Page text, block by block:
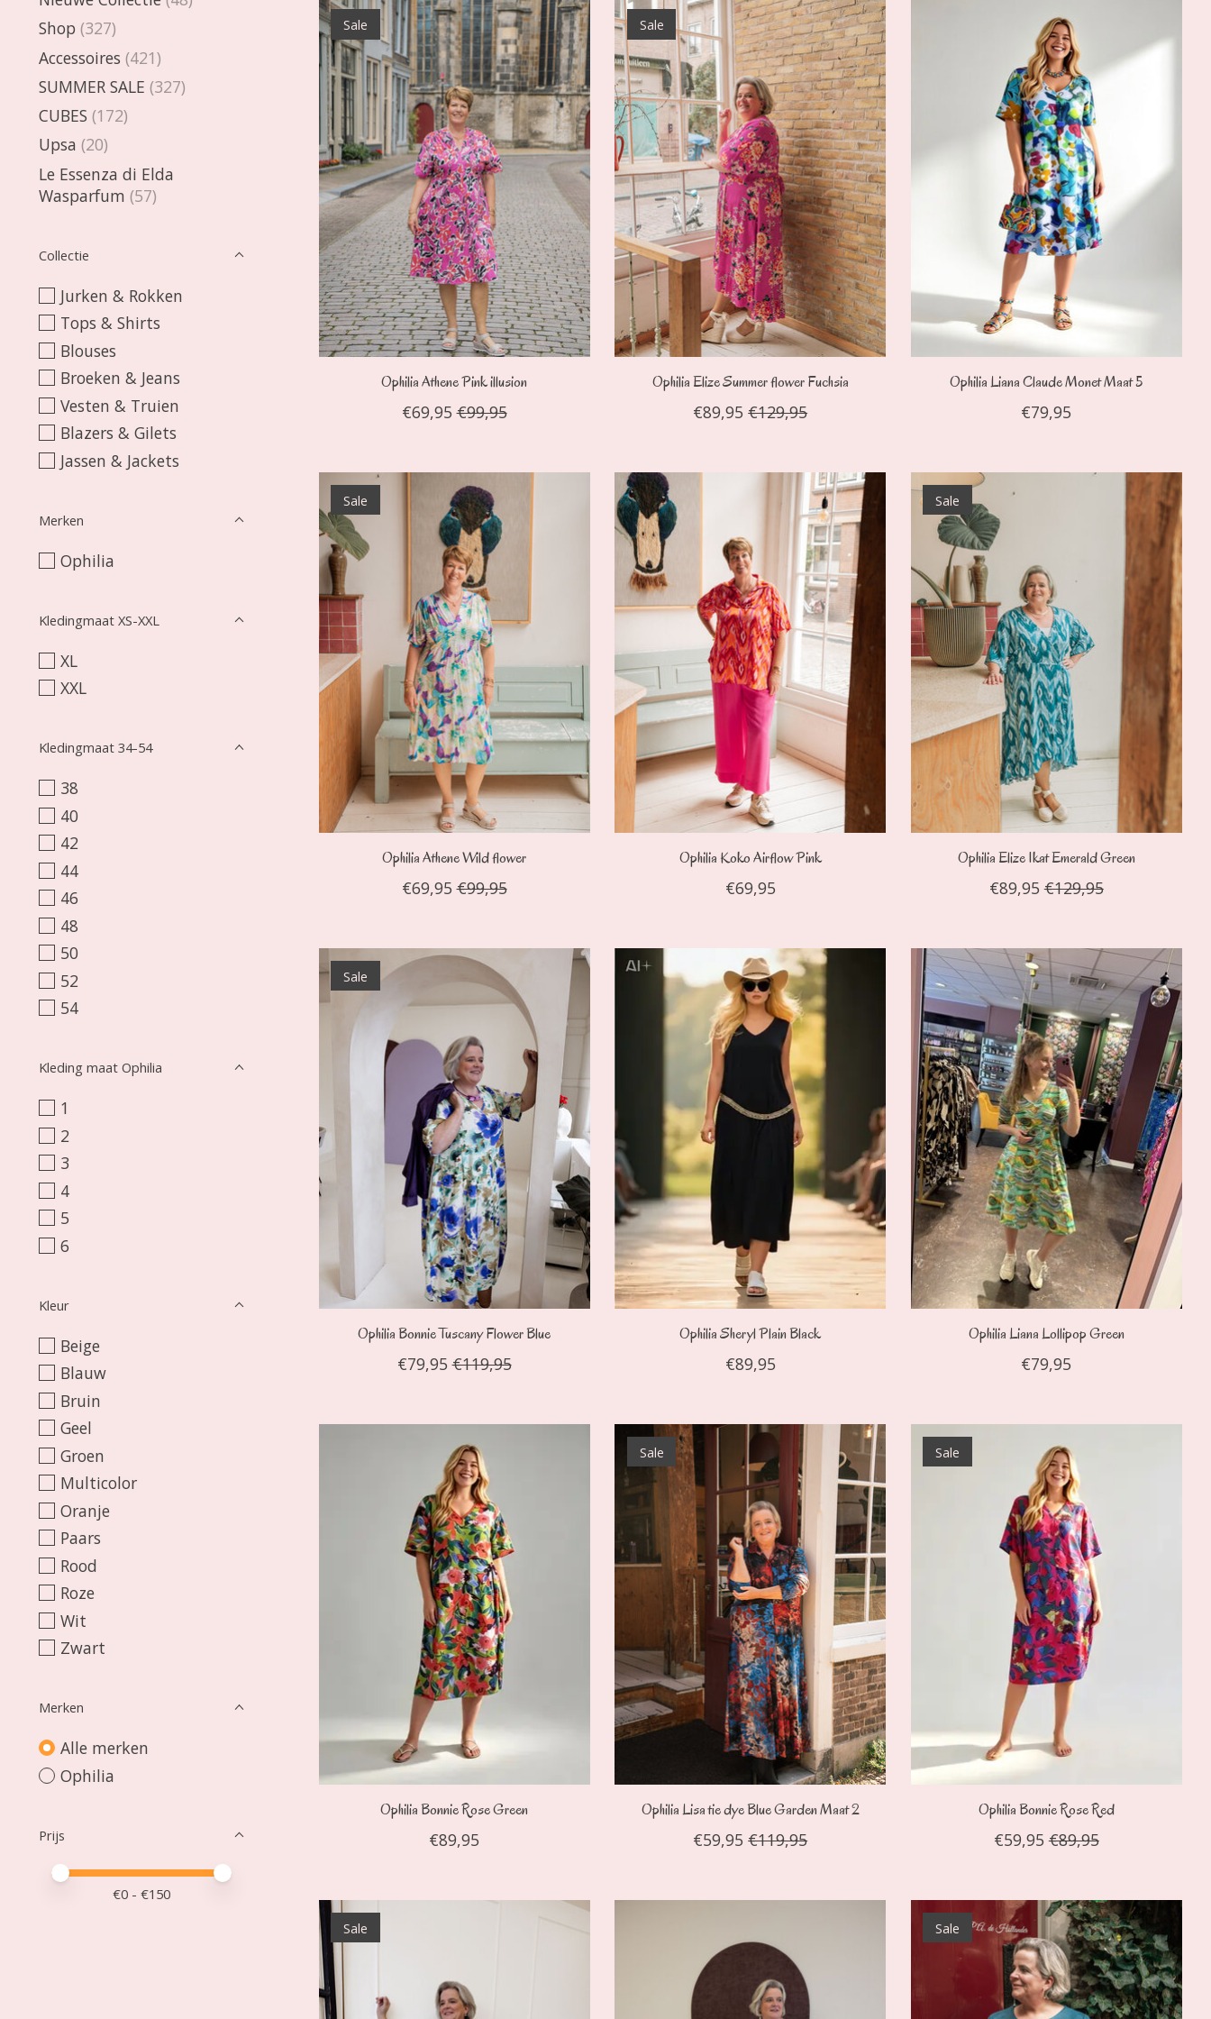
Shop (327)
Accessoires (421)
SUMMER SALE (327)
CUBES (172)
Upsa (20)
Le Essenza di Elda
Wasparfum (57)
Collectie
Jurken & Rokken
Tops & Shirts
Blouses
Broeken & Jeans
Vesten & Truien
Blazers & Gilets
Jassen & Jackets
Merken
Ophilia
Kledingmaat XS-XXL
XL
XXL
Kledingmaat 34-54
38
40
42
44
46
48
50
52
54
Kleding maat Ophilia
1
2
3
4
5
6
Kleur
Beige
Blauw
Bruin
Geel
Groen
Multicolor
Oranje
Paars
Rood
Roze
Wit
Zwart
Merken
Alle merken
Ophilia
Prijs
Minimale prijswaarde
Price maximum value
€0 - €150
Sale
Ophilia Athene Pink illusion
€69,95 €99,95
Sale
Ophilia Elize Summer flower Fuchsia
€89,95 €129,95
Ophilia Liana Claude Monet Maat 5
€79,95
Sale
Ophilia Athene Wild flower
€69,95 €99,95
Ophilia Koko Airflow Pink
€69,95
Sale
Ophilia Elize Ikat Emerald Green
€89,95 €129,95
Sale
Ophilia Bonnie Tuscany Flower Blue
€79,95 €119,95
Ophilia Sheryl Plain Black
€89,95
Ophilia Liana Lollipop Green
€79,95
Ophilia Bonnie Rose Green
€89,95
Sale
Ophilia Lisa tie dye Blue Garden Maat 2
€59,95 €119,95
Sale
Ophilia Bonnie Rose Red
€59,95 €89,95
Sale Sale